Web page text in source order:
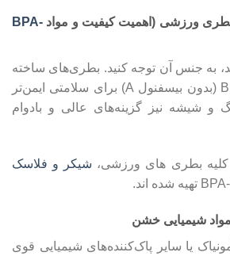
ورزشی (اهمیت کیفیت و مواد BPA-
به جنس آن توجه کنید. بطری‌های ساخته
شده از مواد BPA-Free (بدون بیسفنول A) برای سلامتی ایمن‌تر
و شیشه نیز گزینه‌های عالی و بادوام
کلیه بطری های ورزشی، شیکر و فلاسک
مواد شیمیایی خشن
یا سایر پاک‌کننده‌های شیمیایی قوی